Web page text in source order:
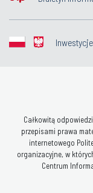
Całkowitą
przepisami prawa
internetowego
organizacyjne, w
Centrum